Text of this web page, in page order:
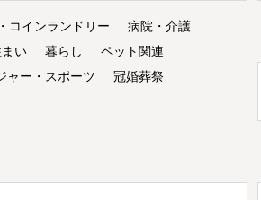
コインランドリー
病院・介護
い 暮らし
ペット関連
ャー・スポーツ
冠婚葬祭